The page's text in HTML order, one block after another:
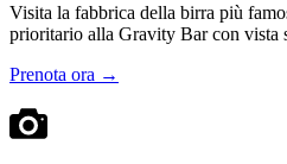
Visita la fabbrica della birra più
prioritario alla Gravity Bar con vista
Prenota ora →